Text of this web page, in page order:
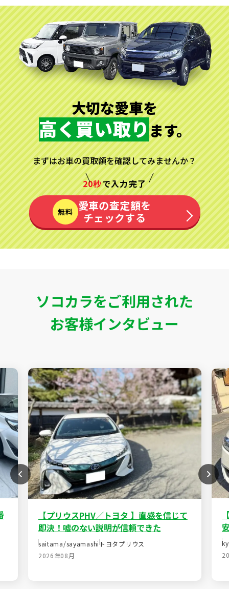
大切な愛車を
高く買い取ります。
まずはお車の買取額を確認してみませんか？
20秒で入力完了
無料 愛車の査定額を
チェックする
ソコカラをご利用された
お客様インタビュー
【プリウスPHV／トヨタ 】直感を信じて
即決！嘘のない説明が信頼できた
saitama/sayamashiトヨタプリウス
2026年08月